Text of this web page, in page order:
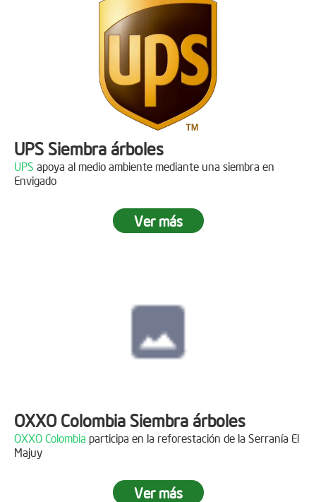
DINISSANpor plantar 400 árboles en el páramo de
UPS Siembra árboles
UPS apoya al medio ambiente mediante una siembra en
Envigado
Ver más
OXXO Colombia Siembra árboles
OXXO Colombia participa en la reforestación de la Serranía El
Majuy
Ver más